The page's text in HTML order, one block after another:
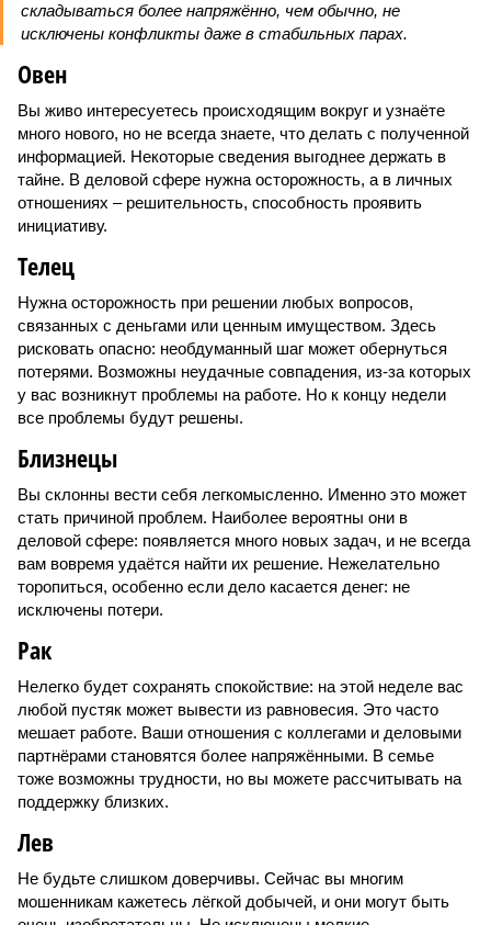
складываться более напряжённо, чем обычно, не
исключены конфликты даже в стабильных парах.
Овен
Вы живо интересуетесь происходящим вокруг и узнаёте
много нового, но не всегда знаете, что делать с полученной
информацией. Некоторые сведения выгоднее держать в
тайне. В деловой сфере нужна осторожность, а в личных
отношениях – решительность, способность проявить
инициативу.
Телец
Нужна осторожность при решении любых вопросов,
связанных с деньгами или ценным имуществом. Здесь
рисковать опасно: необдуманный шаг может обернуться
потерями. Возможны неудачные совпадения, из-за которых
у вас возникнут проблемы на работе. Но к концу недели
все проблемы будут решены.
Близнецы
Вы склонны вести себя легкомысленно. Именно это может
стать причиной проблем. Наиболее вероятны они в
деловой сфере: появляется много новых задач, и не всегда
вам вовремя удаётся найти их решение. Нежелательно
торопиться, особенно если дело касается денег: не
исключены потери.
Рак
Нелегко будет сохранять спокойствие: на этой неделе вас
любой пустяк может вывести из равновесия. Это часто
мешает работе. Ваши отношения с коллегами и деловыми
партнёрами становятся более напряжёнными. В семье
тоже возможны трудности, но вы можете рассчитывать на
поддержку близких.
Лев
Не будьте слишком доверчивы. Сейчас вы многим
мошенникам кажетесь лёгкой добычей, и они могут быть